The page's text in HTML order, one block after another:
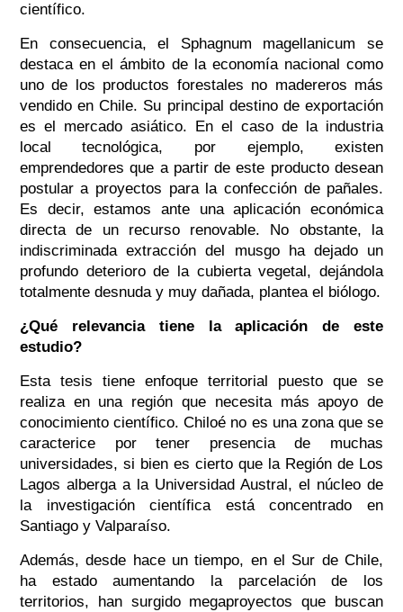
científico.
En consecuencia, el Sphagnum magellanicum se
destaca en el ámbito de la economía nacional como
uno de los productos forestales no madereros más
vendido en Chile. Su principal destino de exportación
es el mercado asiático. En el caso de la industria
local tecnológica, por ejemplo, existen
emprendedores que a partir de este producto desean
postular a proyectos para la confección de pañales.
Es decir, estamos ante una aplicación económica
directa de un recurso renovable. No obstante, la
indiscriminada extracción del musgo ha dejado un
profundo deterioro de la cubierta vegetal, dejándola
totalmente desnuda y muy dañada, plantea el biólogo.
¿Qué relevancia tiene la aplicación de este
estudio?
Esta tesis tiene enfoque territorial puesto que se
realiza en una región que necesita más apoyo de
conocimiento científico. Chiloé no es una zona que se
caracterice por tener presencia de muchas
universidades, si bien es cierto que la Región de Los
Lagos alberga a la Universidad Austral, el núcleo de
la investigación científica está concentrado en
Santiago y Valparaíso.
Además, desde hace un tiempo, en el Sur de Chile,
ha estado aumentando la parcelación de los
territorios, han surgido megaproyectos que buscan